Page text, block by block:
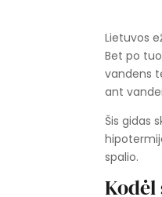
Lietuvos
Bet po
vandens
ant
Šis gidas
spalio.
Kodėl